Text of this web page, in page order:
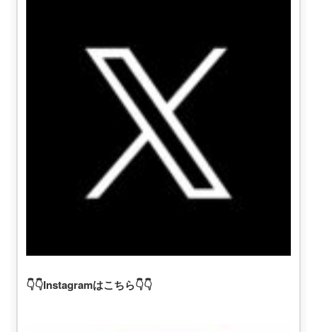
👇👇Instagramはこちら👇👇